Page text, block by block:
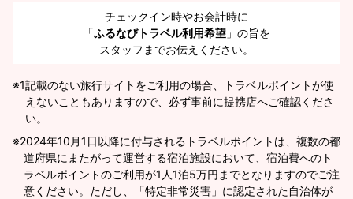
チェックイン時やお会計時に
「ふるなびトラベル利用希望 」の旨を
スタッフまでお伝えください。
※1記載のない旅行サイトをご利用の場合、トラベルポイントが使
えないこともありますので、必ず事前に提携店へご確認くださ
い。
2024年10月1日以降に付与されるトラベルポイントは、複数の都
道府県にまたがって運営する宿泊施設において、宿泊費へのト
ラベルポイントのご利用が1人1泊5万円までとなりますのでご注
意ください。ただし、「特定非常災害」に認定された自治体が